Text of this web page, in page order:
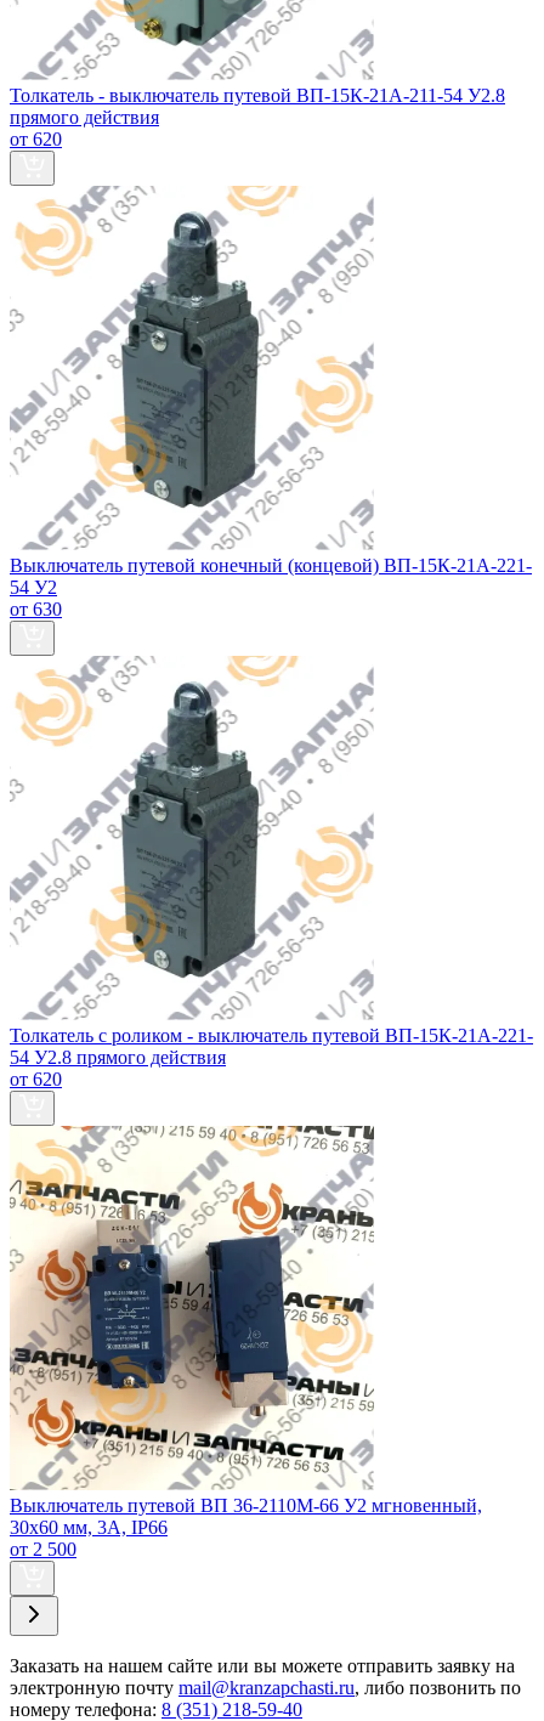
Толкатель - выключатель путевой ВП-15К-21А-211-54 У2.8
прямого действия
от 620
Выключатель путевой конечный (концевой) ВП-15К-21А-221-
54 У2
от 630
Толкатель с роликом - выключатель путевой ВП-15К-21А-221-
54 У2.8 прямого действия
от 620
Выключатель путевой ВП 36-2110М-66 У2 мгновенный,
30х60 мм, 3А, IP66
от 2 500
Заказать на нашем сайте или вы можете отправить заявку на
электронную почту mail@kranzapchasti.ru, либо позвонить по
номеру телефона: 8 (351) 218-59-40